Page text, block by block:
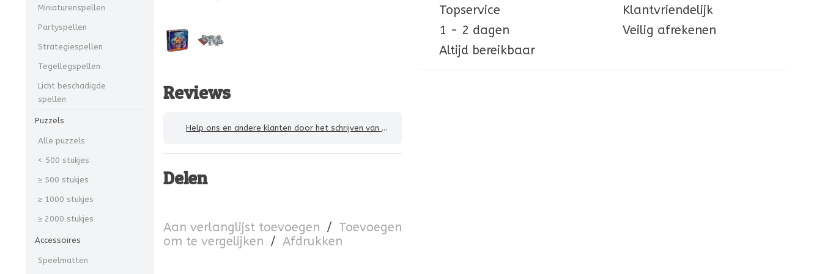
Miniaturenspellen
Partyspellen
Strategiespellen
Tegellegspellen
Licht beschadigde
spellen
Puzzels
Alle puzzels
< 500 stukjes
≥ 500 stukjes
≥ 1000 stukjes
≥ 2000 stukjes
Accessoires
Speelmatten
Reviews
Help ons en andere klanten door het schrijven van een review
Delen
Aan verlanglijst toevoegen / Toevoegen
om te vergelijken / Afdrukken
Topservice
Klantvriendelijk
1 - 2 dagen
Veilig afrekenen
Altijd bereikbaar